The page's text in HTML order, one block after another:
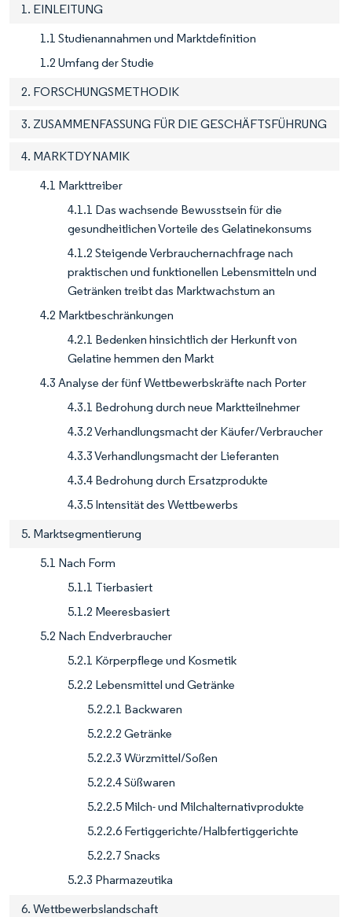
1. EINLEITUNG
1.1 Studienannahmen und Marktdefinition
1.2 Umfang der Studie
2. FORSCHUNGSMETHODIK
3. ZUSAMMENFASSUNG FÜR DIE GESCHÄFTSFÜHRUNG
4. MARKTDYNAMIK
4.1 Markttreiber
4.1.1 Das wachsende Bewusstsein für die
gesundheitlichen Vorteile des Gelatinekonsums
4.1.2 Steigende Verbrauchernachfrage nach
praktischen und funktionellen Lebensmitteln und
Getränken treibt das Marktwachstum an
4.2 Marktbeschränkungen
4.2.1 Bedenken hinsichtlich der Herkunft von
Gelatine hemmen den Markt
4.3 Analyse der fünf Wettbewerbskräfte nach Porter
4.3.1 Bedrohung durch neue Marktteilnehmer
4.3.2 Verhandlungsmacht der Käufer/Verbraucher
4.3.3 Verhandlungsmacht der Lieferanten
4.3.4 Bedrohung durch Ersatzprodukte
4.3.5 Intensität des Wettbewerbs
5. Marktsegmentierung
5.1 Nach Form
5.1.1 Tierbasiert
5.1.2 Meeresbasiert
5.2 Nach Endverbraucher
5.2.1 Körperpflege und Kosmetik
5.2.2 Lebensmittel und Getränke
5.2.2.1 Backwaren
5.2.2.2 Getränke
5.2.2.3 Würzmittel/Soßen
5.2.2.4 Süßwaren
5.2.2.5 Milch- und Milchalternativprodukte
5.2.2.6 Fertiggerichte/Halbfertiggerichte
5.2.2.7 Snacks
5.2.3 Pharmazeutika
6. Wettbewerbslandschaft